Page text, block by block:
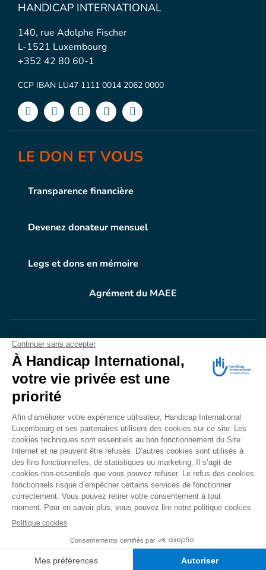
HANDICAP INTERNATIONAL
140, rue Adolphe Fischer
L-1521 Luxembourg
+352 42 80 60-1
CCP IBAN LU47 1111 0014 2062 0000
LE DON ET VOUS
Transparence financière
Devenez donateur mensuel
Legs et dons en mémoire
Agrément du MAEE
VOTRE DONEN ACTION
Grâce à vous, en 2024, 604.716 personnes ont
bénéficié d’appareillage et d’activités de réadaptation.
Merci pour votre générosité.
Lire notre rapport annuel
CONTACT
Accessibilité
Mentions légales
Politique de cookies
Mécanisme d'alerte